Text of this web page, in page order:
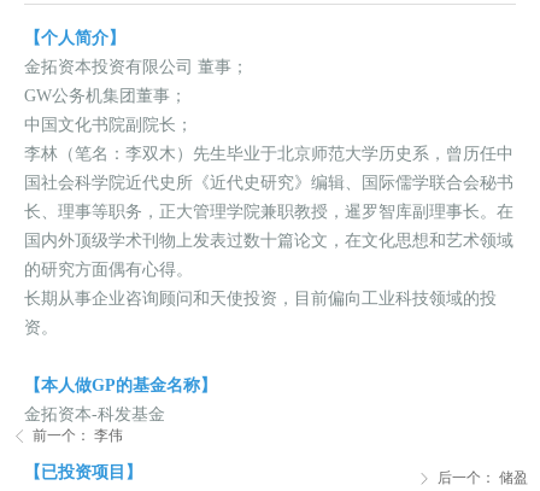
【个人简介】
金拓资本投资有限公司 董事；
GW公务机集团董事；
中国文化书院副院长；
李林（笔名：李双木）先生毕业于北京师范大学历史系，曾历任中
国社会科学院近代史所《近代史研究》编辑、国际儒学联合会秘书
长、理事等职务，正大管理学院兼职教授，暹罗智库副理事长。在
国内外顶级学术刊物上发表过数十篇论文，在文化思想和艺术领域
的研究方面偶有心得。
长期从事企业咨询顾问和天使投资，目前偏向工业科技领域的投
资。
【本人做GP的基金名称】
金拓资本-科发基金
【已投资项目】
ꁣ 前一个： 李伟
ꁕ 后一个： 储盈